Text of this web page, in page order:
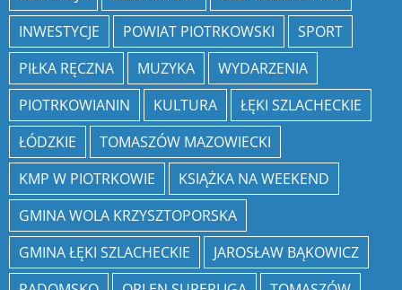
INWESTYCJE
POWIAT PIOTRKOWSKI
SPORT
PIŁKA RĘCZNA
MUZYKA
WYDARZENIA
PIOTRKOWIANIN
KULTURA
ŁĘKI SZLACHECKIE
ŁÓDZKIE
TOMASZÓW MAZOWIECKI
KMP W PIOTRKOWIE
KSIĄŻKA NA WEEKEND
GMINA WOLA KRZYSZTOPORSKA
GMINA ŁĘKI SZLACHECKIE
JAROSŁAW BĄKOWICZ